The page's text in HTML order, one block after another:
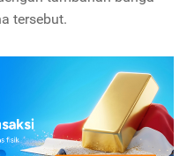
tersebut.